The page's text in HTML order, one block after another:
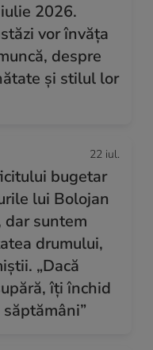
2026.
vor învăța
despre
și stilul lor
22 iul.
bugetar
lui Bolojan
dar suntem
drumului,
„Dacă
îți închid